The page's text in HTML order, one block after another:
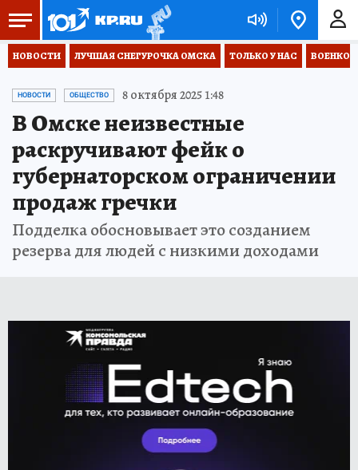
НОВОСТИ ЛУЧШАЯ СНЕГУРОЧКА ОМСКА ТОЛЬКО У НАС
НОВОСТИ ОБЩЕСТВО 8 октября 2025 1:48
В Омске неизвестные
раскручивают фейк о
губернаторском ограничении
продаж гречки
Подделка обосновывает это созданием
резерва для людей с низкими доходами